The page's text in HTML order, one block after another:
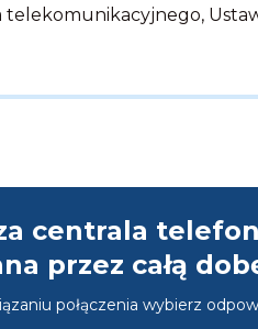
centrala
przez całą
połączenia wybierz